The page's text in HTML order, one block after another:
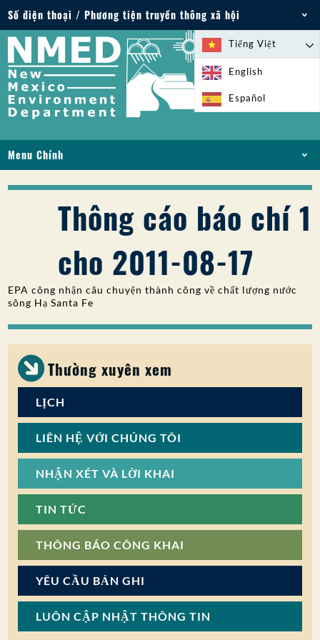
Số điện thoại / Phương tiện truyền thông xã hội
Điện thoại: 505-827-2855
1-800-219-6157
Trường hợp khẩn cấp về môi trường: 505-827-
9329 (24 giờ)
Tiếng Việt
English
Español
Menu Chính
GIẤY PHÉP VÀ GIẤY PHÉP
TUÂN THỦ VÀ THỰC THI
PFAS Ở NM
DỊCH VỤ TRỰC TUYẾN
Tìm kiếm:
Thông cáo báo chí 1
cho 2011-08-17
EPA công nhận câu chuyện thành công về chất lượng nước
sông Hạ Santa Fe
Thường xuyên xem
LỊCH
LIÊN HỆ VỚI CHÚNG TÔI
NHẬN XÉT VÀ LỜI KHAI
TIN TỨC
THÔNG BÁO CÔNG KHAI
YÊU CẦU BẢN GHI
LUÔN CẬP NHẬT THÔNG TIN